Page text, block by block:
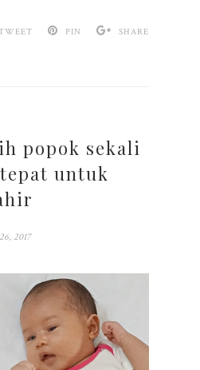
PIN SHARE
popok sekali
untuk
2017